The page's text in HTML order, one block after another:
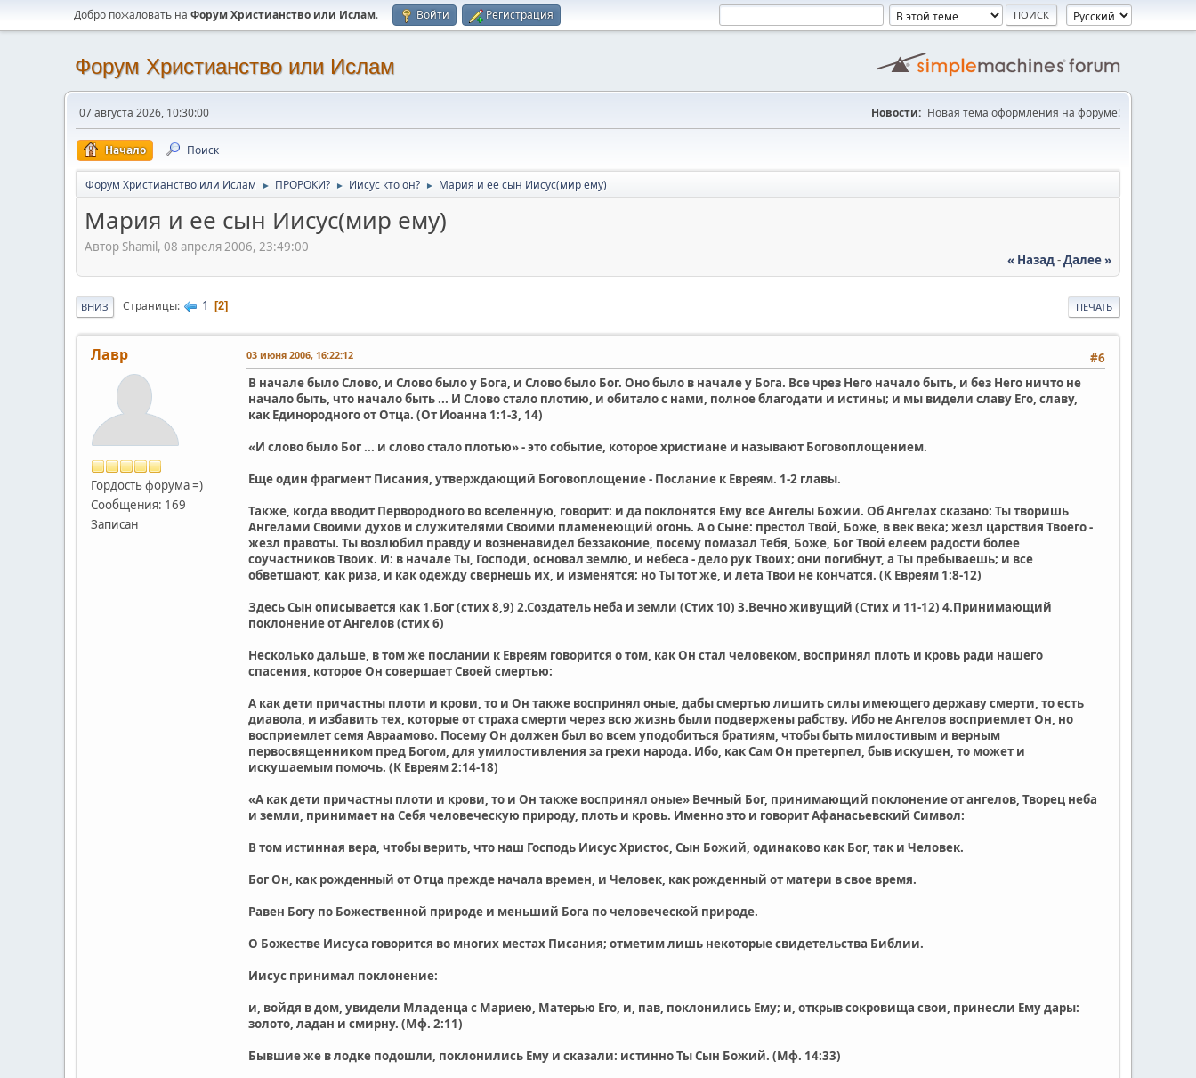
Добро пожаловать на Форум Христианство или Ислам. Войти Регистрация
Форум Христианство или Ислам
07 августа 2026, 10:30:00 Новости: Новая тема оформления на форуме!
Начало Поиск
Форум Христианство или Ислам ► ПРОРОКИ? ► Иисус кто он? ► Мария и ее сын Иисус(мир ему)
Мария и ее сын Иисус(мир ему)
Автор Shamil, 08 апреля 2006, 23:49:00
« Назад-Далее »
ПЕЧАТЬ
ВНИЗ Страницы 1 2
Лавр
Гордость форума =)
Сообщения: 169
Записан
#6
03 июня 2006, 16:22:12
В начале было Слово, и Слово было у Бога, и Слово было Бог. Оно было в начале у Бога. Все чрез Него начало быть, и без Него ничто не
начало быть, что начало быть ... И Слово стало плотию, и обитало с нами, полное благодати и истины; и мы видели славу Его, славу,
как Единородного от Отца. (От Иоанна 1:1-3, 14)
«И слово было Бог ... и слово стало плотью» - это событие, которое христиане и называют Боговоплощением.
Еще один фрагмент Писания, утверждающий Боговоплощение - Послание к Евреям. 1-2 главы.
Также, когда вводит Первородного во вселенную, говорит: и да поклонятся Ему все Ангелы Божии. Об Ангелах сказано: Ты творишь
Ангелами Своими духов и служителями Своими пламенеющий огонь. А о Сыне: престол Твой, Боже, в век века; жезл царствия Твоего -
жезл правоты. Ты возлюбил правду и возненавидел беззаконие, посему помазал Тебя, Боже, Бог Твой елеем радости более
соучастников Твоих. И: в начале Ты, Господи, основал землю, и небеса - дело рук Твоих; они погибнут, а Ты пребываешь; и все
обветшают, как риза, и как одежду свернешь их, и изменятся; но Ты тот же, и лета Твои не кончатся. (К Евреям 1:8-12)
Здесь Сын описывается как 1.Бог (стих 8,9) 2.Создатель неба и земли (Стих 10) 3.Вечно живущий (Стих и 11-12) 4.Принимающий
поклонение от Ангелов (стих 6)
Несколько дальше, в том же послании к Евреям говорится о том, как Он стал человеком, воспринял плоть и кровь ради нашего
спасения, которое Он совершает Своей смертью:
А как дети причастны плоти и крови, то и Он также воспринял оные, дабы смертью лишить силы имеющего державу смерти, то есть
диавола, и избавить тех, которые от страха смерти через всю жизнь были подвержены рабству. Ибо не Ангелов восприемлет Он, но
восприемлет семя Авраамово. Посему Он должен был во всем уподобиться братиям, чтобы быть милостивым и верным
первосвященником пред Богом, для умилостивления за грехи народа. Ибо, как Сам Он претерпел, быв искушен, то может и
искушаемым помочь. (К Евреям 2:14-18)
«А как дети причастны плоти и крови, то и Он также воспринял оные» Вечный Бог, принимающий поклонение от ангелов, Творец неба
и земли, принимает на Себя человеческую природу, плоть и кровь. Именно это и говорит Афанасьевский Символ:
В том истинная вера, чтобы верить, что наш Господь Иисус Христос, Сын Божий, одинаково как Бог, так и Человек.
Бог Он, как рожденный от Отца прежде начала времен, и Человек, как рожденный от матери в свое время.
Равен Богу по Божественной природе и меньший Бога по человеческой природе.
О Божестве Иисуса говорится во многих местах Писания; отметим лишь некоторые свидетельства Библии.
Иисус принимал поклонение:
и, войдя в дом, увидели Младенца с Мариею, Матерью Его, и, пав, поклонились Ему; и, открыв сокровища свои, принесли Ему дары:
золото, ладан и смирну. (Мф. 2:11)
Бывшие же в лодке подошли, поклонились Ему и сказали: истинно Ты Сын Божий. (Мф. 14:33)